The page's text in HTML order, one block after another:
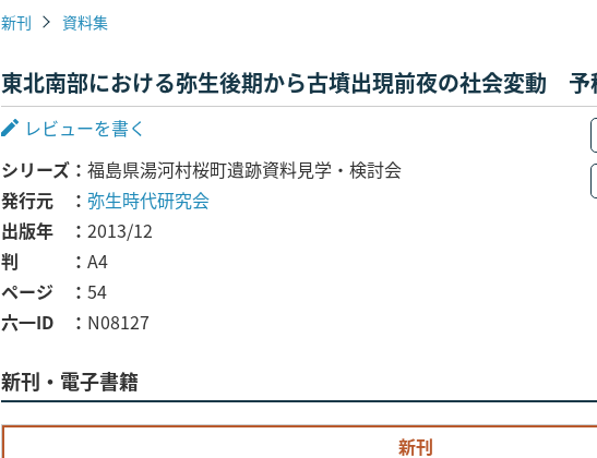
新刊 資料集
東北南部における弥生後期から古墳出現前夜の社会変動 予
レビューを書く
シリーズ
福島県湯河村桜町遺跡資料見学・検討会
発行元
弥生時代研究会
出版年
2013/12
判
A4
ページ
54
六一ID
N08127
新刊・電子書籍
新刊